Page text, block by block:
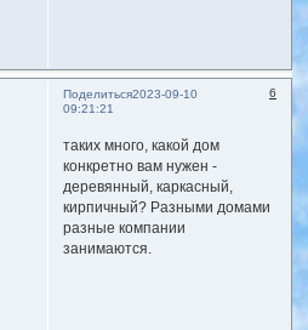
Поделиться 6
2023-09-10
09:21:21
таких много, какой дом
конкретно вам нужен -
деревянный, каркасный,
кирпичный? Разными домами
разные компании
занимаются.